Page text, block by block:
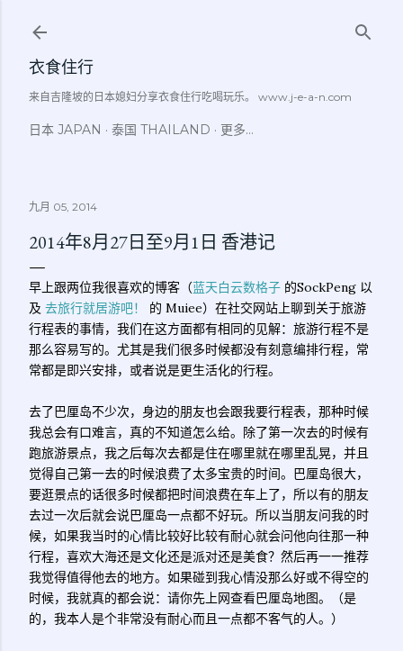
衣食住行
来自吉隆坡的日本媳妇分享衣食住行吃喝玩乐。 www.j-e-a-n.com
日本 JAPAN 泰国 THAILAND 更多…
九月 05, 2014
2014年8月27日至9月1日 香港记
早上跟两位我很喜欢的博客（蓝天白云数格子 的SockPeng 以
及 去旅行就居游吧！
的 Muiee）在社交网站上聊到关于旅游
行程表的事情，我们在这方面都有相同的见解：旅游行程不是
那么容易写的。尤其是我们很多时候都没有刻意编排行程，常
常都是即兴安排，或者说是更生活化的行程。
去了巴厘岛不少次，身边的朋友也会跟我要行程表，那种时候
我总会有口难言，真的不知道怎么给。除了第一次去的时候有
跑旅游景点，我之后每次去都是住在哪里就在哪里乱晃，并且
觉得自己第一去的时候浪费了太多宝贵的时间。巴厘岛很大，
要逛景点的话很多时候都把时间浪费在车上了，所以有的朋友
去过一次后就会说巴厘岛一点都不好玩。所以当朋友问我的时
候，如果我当时的心情比较好比较有耐心就会问他向往那一种
行程，喜欢大海还是文化还是派对还是美食？然后再一一推荐
我觉得值得他去的地方。如果碰到我心情没那么好或不得空的
时候，我就真的都会说：请你先上网查看巴厘岛地图。（是
的，我本人是个非常没有耐心而且一点都不客气的人。）